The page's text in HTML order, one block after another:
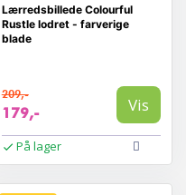
Lærredsbillede Colourful
Rustle lodret - farverige
blade
209,-
179,- Vis
På lager